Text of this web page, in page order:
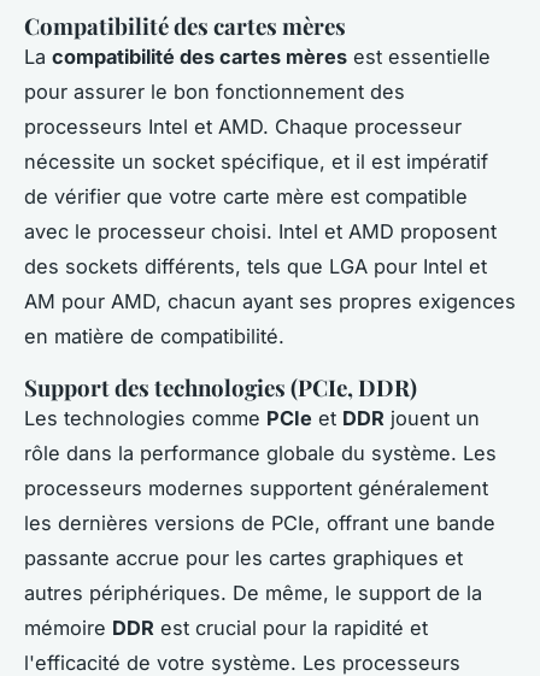
Compatibilité des cartes mères
La compatibilité des cartes mères est essentielle
pour assurer le bon fonctionnement des
processeurs Intel et AMD. Chaque processeur
nécessite un socket spécifique, et il est impératif
de vérifier que votre carte mère est compatible
avec le processeur choisi. Intel et AMD proposent
des sockets différents, tels que LGA pour Intel et
AM pour AMD, chacun ayant ses propres exigences
en matière de compatibilité.
Support des technologies (PCIe, DDR)
Les technologies comme PCIe et DDR jouent un
rôle dans la performance globale du système. Les
processeurs modernes supportent généralement
les dernières versions de PCIe, offrant une bande
passante accrue pour les cartes graphiques et
autres périphériques. De même, le support de la
mémoire DDR est crucial pour la rapidité et
l'efficacité de votre système. Les processeurs